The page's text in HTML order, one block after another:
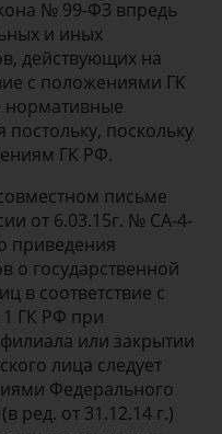
№ 99-ФЗ впредь
и иных
действующих на
с положениями ГК
нормативные
поскольку
ГК РФ.
письме
от 6.03.15г. № СА-4-
приведения
о государственной
в соответствие с
ГК РФ при
или закрытии
лица следует
Федерального
ред. от 31.12.14 г.)